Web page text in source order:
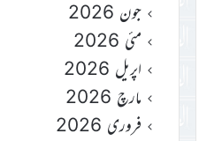
جون 2026
مئی 2026
اپریل 2026
مارچ 2026
فروری 2026